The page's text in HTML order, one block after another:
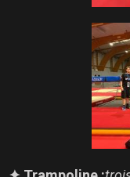
✦ Trampoline :
Le club alignait